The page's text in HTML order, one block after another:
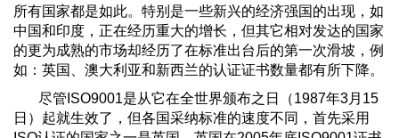
所有国家都是如此。特别是一些新兴的经济强国的出现，如
中国和印度，正在经历重大的增长，但其它相对发达的国家
的更为成熟的市场却经历了在标准出台后的第一次滑坡，例
如：英国、澳大利亚和新西兰的认证证书数量都有所下降。
尽管ISO9001是从它在全世界颁布之日（1987年3月15
日）起就生效了，但各国采纳标准的速度不同，首先采用